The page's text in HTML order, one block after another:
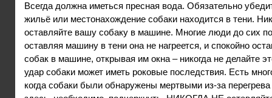
Всегда должна иметься пресная вода. Обязательно
жильё или местонахождение собаки находится в тени.
оставляйте вашу собаку в машине. Многие люди до сих
оставляя машину в тени она не нагреется, и спокойно
собак в машине, открывая им окна – никогда не делайте
удар собаки может иметь роковые последствия. Есть
когда собаки были обнаружены мертвыми из-за